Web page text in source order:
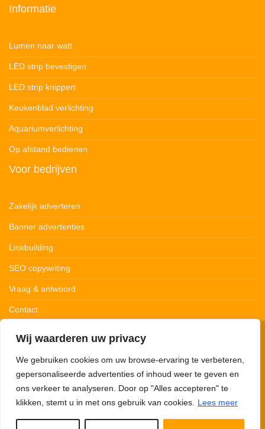
Wij waarderen uw privacy
We gebruiken cookies om uw browse-ervaring te verbeteren,
gepersonaliseerde advertenties of inhoud weer te geven en
ons verkeer te analyseren. Door op "Alles accepteren" te
klikken, stemt u in met ons gebruik van cookies.
Lees meer
Informatie
Lumen naar watt
LED strip bevestigen
LED strip knippert
Keukenblad verlichting
Aquariumverlichting
Op afstand bedienen
Voor bedrijven
Zakelijk adverteren
Banner advertenties
Linkbuilding
SEO copywriting
Vraag & antwoord
Contact
Privacybeleid Cookiebeleid Disclaimer
123Ledstrips.nl neemt deel aan advertentieprogramma’s om commissie te